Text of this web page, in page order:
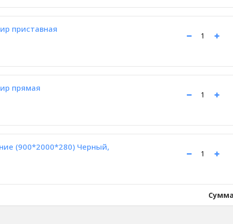
приставная
прямая
(900*2000*280) Черный,